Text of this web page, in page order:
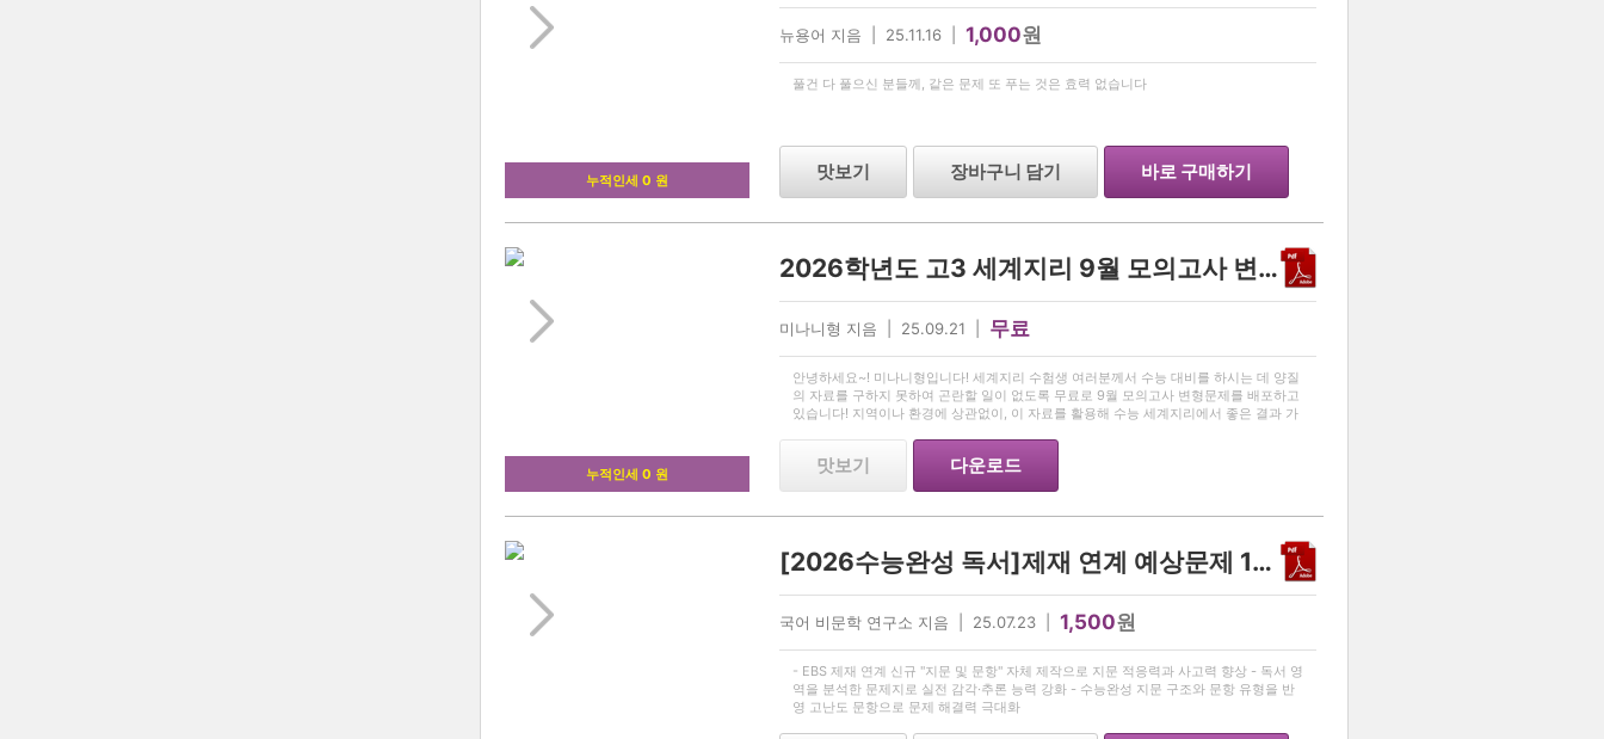
누적인세 0 원
뉴용어 지음 | 25.11.16 | 1,000원
풀건 다 풀으신 분들께, 같은 문제 또 푸는 것은 효력 없습니다
맛보기 장바구니 담기 바로 구매하기
누적인세 0 원
2026학년도 고3 세계지리 9월 모의고사 변형문제
미나니형 지음 | 25.09.21 | 무료
안녕하세요~! 미나니형입니다! 세계지리 수험생 여러분께서 수능 대비를 하시는 데 양질
의 자료를 구하지 못하여 곤란할 일이 없도록 무료로 9월 모의고사 변형문제를 배포하고
있습니다! 지역이나 환경에 상관없이, 이 자료를 활용해 수능 세계지리에서 좋은 결과 가
맛보기 다운로드
[2026수능완성 독서]제재 연계 예상문제 17제
국어 비문학 연구소 지음 | 25.07.23 | 1,500원
- EBS 제재 연계 신규 "지문 및 문항" 자체 제작으로 지문 적응력과 사고력 향상 - 독서 영
역을 분석한 문제지로 실전 감각·추론 능력 강화 - 수능완성 지문 구조와 문항 유형을 반
영 고난도 문항으로 문제 해결력 극대화